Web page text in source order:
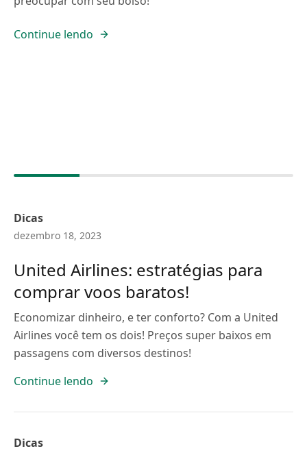
Continue lendo
Dicas
dezembro 18, 2023
United Airlines: estratégias para
comprar voos baratos!
Economizar dinheiro, e ter conforto? Com a United
Airlines você tem os dois! Preços super baixos em
passagens com diversos destinos!
Continue lendo
Dicas